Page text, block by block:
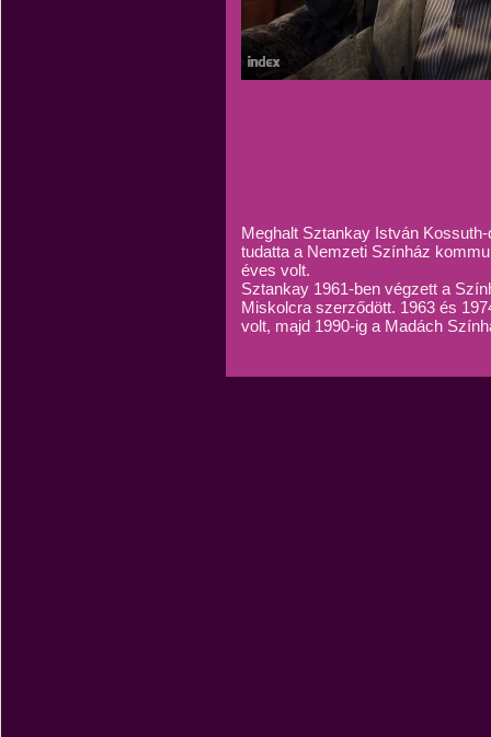
Meghalt Sztankay István
tudatta a Nemzeti Színház
éves volt.
Sztankay 1961-ben végzett a
Miskolcra szerződött. 1963 és
volt, majd 1990-ig a Madách